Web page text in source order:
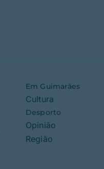
Em Guimarães
Cultura
Desporto
Opinião
Região